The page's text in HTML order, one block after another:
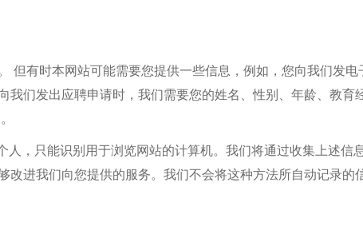
有时本网站可能需要您提供一些信息，例如，您向我们发电
们发出应聘申请时，我们需要您的姓名、性别、年龄、教育
，只能识别用于浏览网站的计算机。我们将通过收集上述信
进我们向您提供的服务。我们不会将这种方法所自动记录的